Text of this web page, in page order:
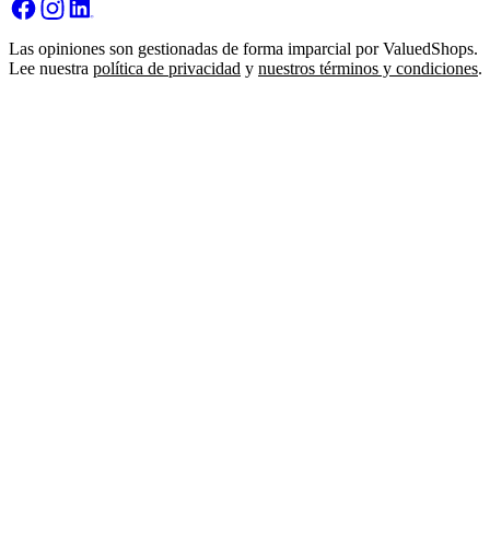
Las opiniones son gestionadas de forma imparcial por ValuedShops.
Lee nuestra política de privacidad y nuestros términos y condiciones.